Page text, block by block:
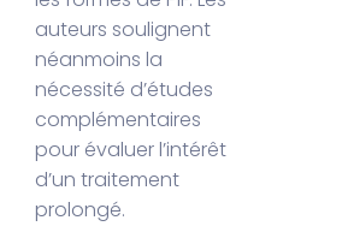
auteurs soulignent
néanmoins la
nécessité d’études
complémentaires
pour évaluer l’intérêt
d’un traitement
prolongé.